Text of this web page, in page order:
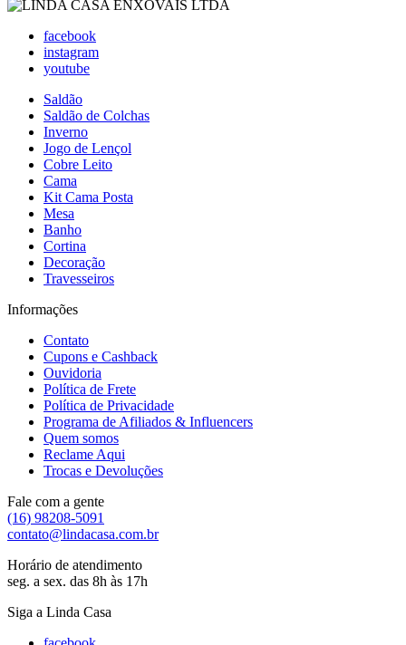
facebook
instagram
youtube
Saldão
Saldão de Colchas
Inverno
Jogo de Lençol
Cobre Leito
Cama
Kit Cama Posta
Mesa
Banho
Cortina
Decoração
Travesseiros
Informações
Contato
Cupons e Cashback
Ouvidoria
Política de Frete
Política de Privacidade
Programa de Afiliados & Influencers
Quem somos
Reclame Aqui
Trocas e Devoluções
Fale com a gente
(16) 98208-5091
contato@lindacasa.com.br
Horário de atendimento
seg. a sex. das 8h às 17h
Siga a Linda Casa